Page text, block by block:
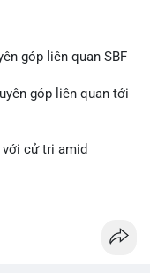
góp liên quan SBF
góp liên quan tới
cử tri amid
lập tức.